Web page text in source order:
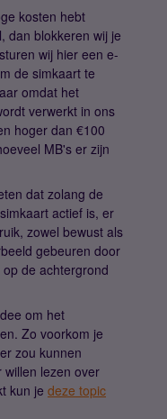
kosten hebt
dan blokkeren wij je
wij hier een e-
de simkaart te
omdat het
verwerkt in ons
hoger dan €100
MB's er zijn
dat zolang de
actief is, er
zowel bewust als
gebeuren door
de achtergrond
om het
Zo voorkom je
zou kunnen
lezen over
kun je deze topic